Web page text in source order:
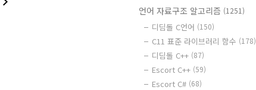
언어 자료구조 알고리즘 (1251)
디딤돌 C언어 (150)
C11 표준 라이브러리 함수 (178)
디딤돌 C++ (87)
Escort C++ (59)
Escort C# (68)